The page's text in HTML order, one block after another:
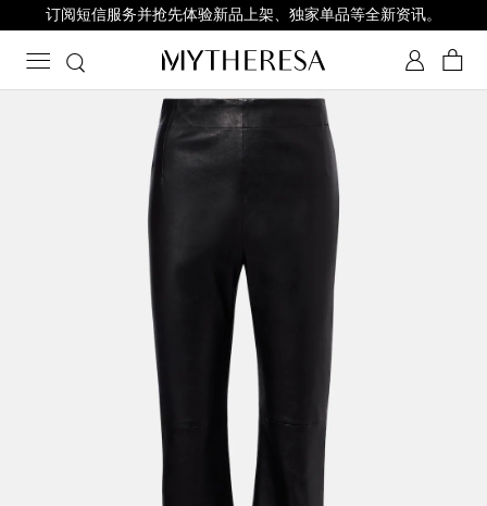
订阅短信服务并抢先体验新品上架、独家单品等全新资讯。